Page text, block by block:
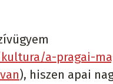
a-pragai-
), hiszen apai